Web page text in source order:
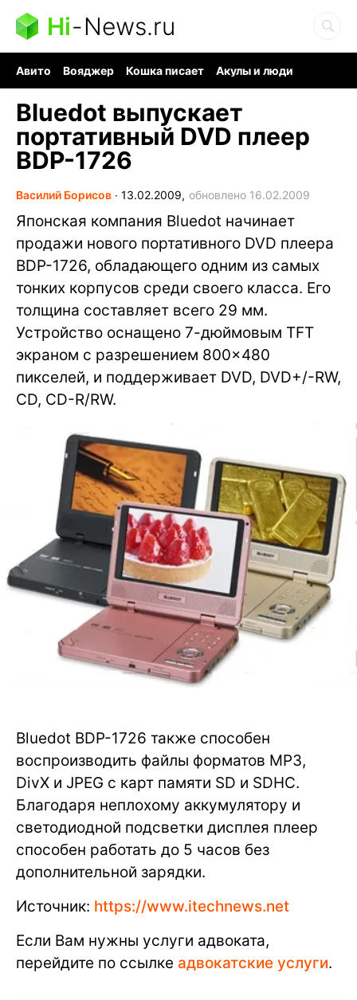
Hi-News.ru
Авито Вояджер Кошка писает
Акулы и люди
Bluedot выпускает
портативный DVD плеер
BDP-1726
Василий Борисов ∙ 13.02.2009, обновлено 16.02.2009
Японская компания Bluedot начинает
продажи нового портативного DVD плеера
BDP-1726, обладающего одним из самых
тонких корпусов среди своего класса. Его
толщина составляет всего 29 мм.
Устройство оснащено 7-дюймовым TFT
экраном с разрешением 800×480
пикселей, и поддерживает DVD, DVD+/-RW,
CD, CD-R/RW.
Bluedot BDP-1726 также способен
воспроизводить файлы форматов MP3,
DivX и JPEG с карт памяти SD и SDHC.
Благодаря неплохому аккумулятору и
светодиодной подсветки дисплея плеер
способен работать до 5 часов без
дополнительной зарядки.
Источник: https://www.itechnews.net
Если Вам нужны услуги адвоката,
перейдите по ссылке адвокатские услуги.